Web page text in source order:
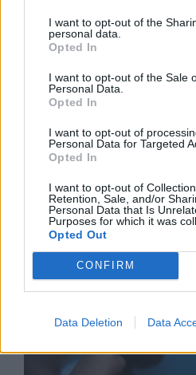
I want to opt-out of the
personal data.
Opted In
I want to opt-out of the Sale
Personal Data.
Opted In
I want to opt-out of
Personal Data for Targeted
Opted In
I want to opt-out of
Retention, Sale, and/or
Personal Data that Is
Purposes for which it was
Opted Out
CONFIRM
Data Deletion Data
Астронавти на NASA
открития космос
07.08.2026 / 15:00